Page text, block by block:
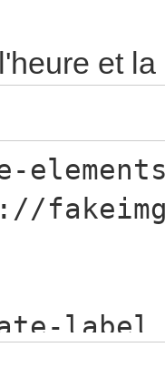
=
=
et la
label